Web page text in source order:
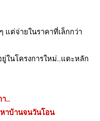
แต่จ่ายในราคาที่เล็กกว่า
นโครงการใหม่..แตะหลัก
..
าบ้านจนวันโอน